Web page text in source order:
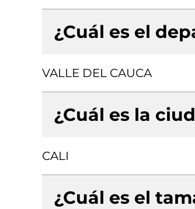
¿Cuál es el
VALLE DEL CAUCA
¿Cuál es la
CALI
¿Cuál es el